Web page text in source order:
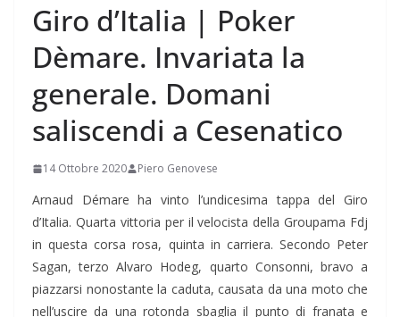
Giro d’Italia | Poker
Dèmare. Invariata la
generale. Domani
saliscendi a Cesenatico
14 Ottobre 2020 Piero Genovese
Arnaud Démare ha vinto l’undicesima tappa del Giro
d’Italia. Quarta vittoria per il velocista della Groupama Fdj
in questa corsa rosa, quinta in carriera. Secondo Peter
Sagan, terzo Alvaro Hodeg, quarto Consonni, bravo a
piazzarsi nonostante la caduta, causata da una moto che
nell’uscire da una rotonda sbaglia il punto di franata e